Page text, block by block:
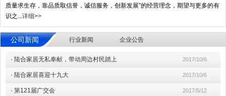
质量求生存，靠品质取信誉，诚信服务，创新发展”的经营理念，期望与更多的有
识之...详细>>
公司新闻 行业新闻 企业公告
· 陆合家居无私奉献，带动周边村民踏上 2017/10/6
· 陆合家居喜迎十九大 2017/10/6
· 第121届广交会 2017/5/12